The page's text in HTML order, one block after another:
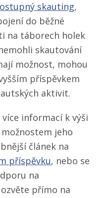
skauting,
do běžné
na táborech holek
skautování
možnost, mohou
příspěvkem
aktivit.
informací k výši
jeho
článek na
příspěvku, nebo se
na
přímo na